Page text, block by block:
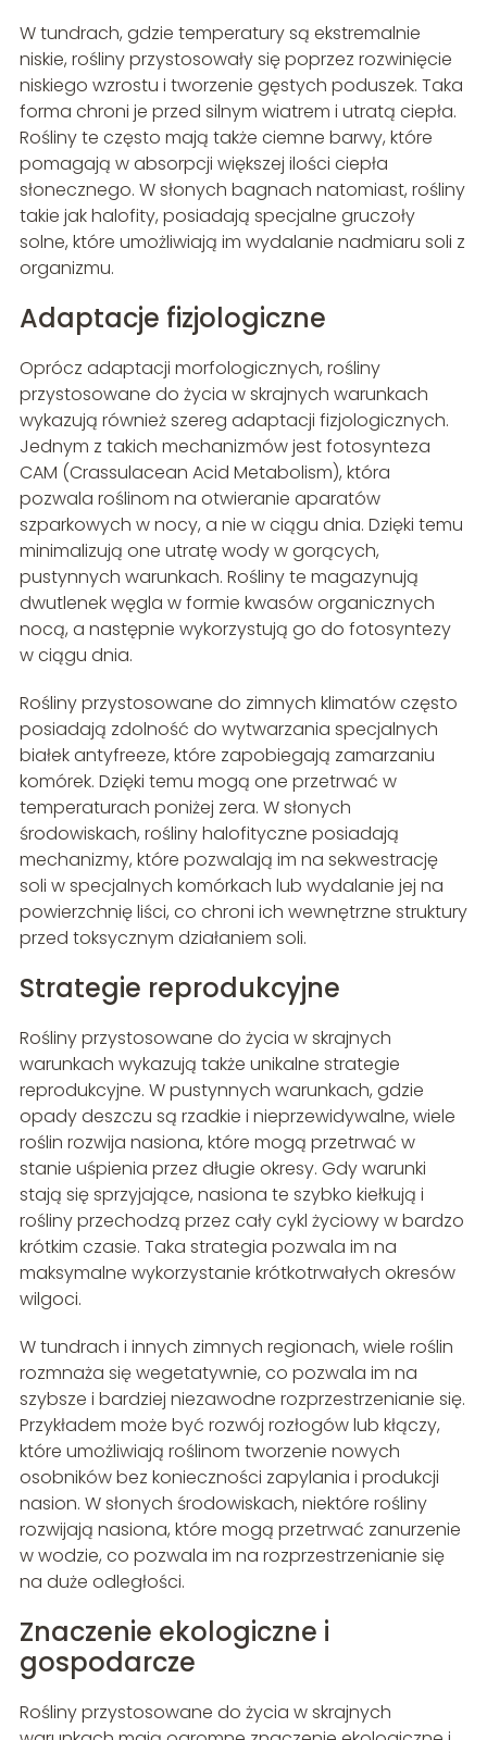
W tundrach, gdzie temperatury są ekstremalnie
niskie, rośliny przystosowały się poprzez rozwinięcie
niskiego wzrostu i tworzenie gęstych poduszek. Taka
forma chroni je przed silnym wiatrem i utratą ciepła.
Rośliny te często mają także ciemne barwy, które
pomagają w absorpcji większej ilości ciepła
słonecznego. W słonych bagnach natomiast, rośliny
takie jak halofity, posiadają specjalne gruczoły
solne, które umożliwiają im wydalanie nadmiaru soli z
organizmu.
Adaptacje fizjologiczne
Oprócz adaptacji morfologicznych, rośliny
przystosowane do życia w skrajnych warunkach
wykazują również szereg adaptacji fizjologicznych.
Jednym z takich mechanizmów jest fotosynteza
CAM (Crassulacean Acid Metabolism), która
pozwala roślinom na otwieranie aparatów
szparkowych w nocy, a nie w ciągu dnia. Dzięki temu
minimalizują one utratę wody w gorących,
pustynnych warunkach. Rośliny te magazynują
dwutlenek węgla w formie kwasów organicznych
nocą, a następnie wykorzystują go do fotosyntezy
w ciągu dnia.
Rośliny przystosowane do zimnych klimatów często
posiadają zdolność do wytwarzania specjalnych
białek antyfreeze, które zapobiegają zamarzaniu
komórek. Dzięki temu mogą one przetrwać w
temperaturach poniżej zera. W słonych
środowiskach, rośliny halofityczne posiadają
mechanizmy, które pozwalają im na sekwestrację
soli w specjalnych komórkach lub wydalanie jej na
powierzchnię liści, co chroni ich wewnętrzne struktury
przed toksycznym działaniem soli.
Strategie reprodukcyjne
Rośliny przystosowane do życia w skrajnych
warunkach wykazują także unikalne strategie
reprodukcyjne. W pustynnych warunkach, gdzie
opady deszczu są rzadkie i nieprzewidywalne, wiele
roślin rozwija nasiona, które mogą przetrwać w
stanie uśpienia przez długie okresy. Gdy warunki
stają się sprzyjające, nasiona te szybko kiełkują i
rośliny przechodzą przez cały cykl życiowy w bardzo
krótkim czasie. Taka strategia pozwala im na
maksymalne wykorzystanie krótkotrwałych okresów
wilgoci.
W tundrach i innych zimnych regionach, wiele roślin
rozmnaża się wegetatywnie, co pozwala im na
szybsze i bardziej niezawodne rozprzestrzenianie się.
Przykładem może być rozwój rozłogów lub kłączy,
które umożliwiają roślinom tworzenie nowych
osobników bez konieczności zapylania i produkcji
nasion. W słonych środowiskach, niektóre rośliny
rozwijają nasiona, które mogą przetrwać zanurzenie
w wodzie, co pozwala im na rozprzestrzenianie się
na duże odległości.
Znaczenie ekologiczne i
gospodarcze
Rośliny przystosowane do życia w skrajnych